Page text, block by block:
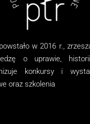
powstało w 2016 r.,
o uprawie,
ekonkursy i
oraz szkolenia